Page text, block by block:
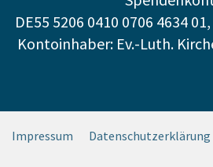
DE55 5206 0410 0706 4634
Kontoinhaber: Ev.-Luth.
Impressum Datenschutzerklärung